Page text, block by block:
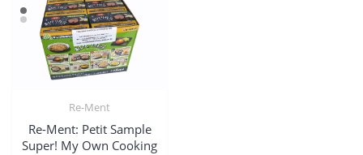
Re-Ment
Re-Ment: Petit Sample
Super! My Own Cooking